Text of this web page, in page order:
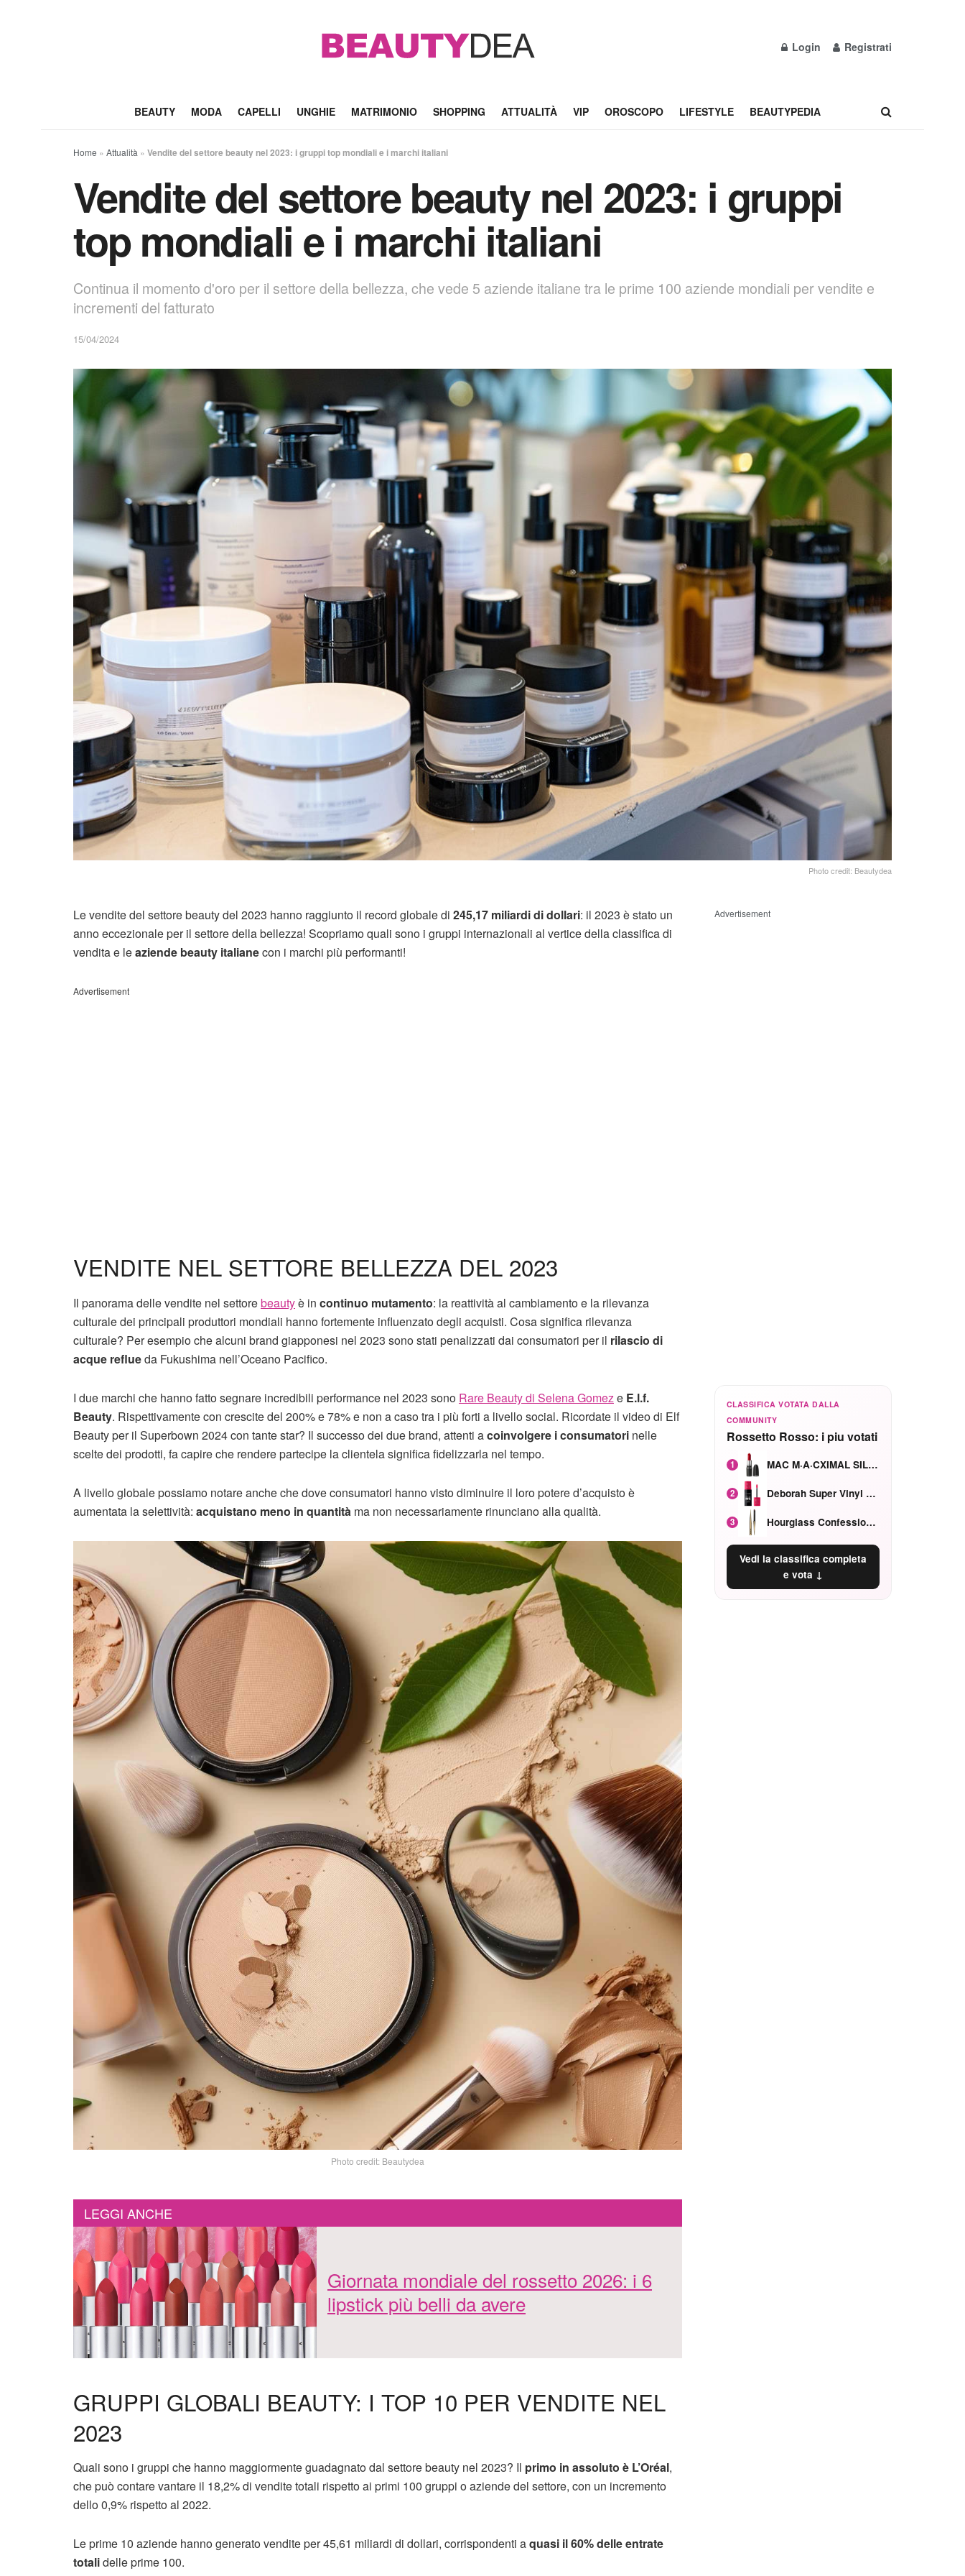
Login Registrati
BEAUTY MODA CAPELLI UNGHIE MATRIMONIO SHOPPING ATTUALITÀ VIP OROSCOPO LIFESTYLE BEAUTYPEDIA
Home » Attualità » Vendite del settore beauty nel 2023: i gruppi top mondiali e i marchi italiani
Vendite del settore beauty nel 2023: i gruppi
top mondiali e i marchi italiani
Continua il momento d'oro per il settore della bellezza, che vede 5 aziende italiane tra le prime 100 aziende mondiali per vendite e
incrementi del fatturato
15/04/2024
Photo credit: Beautydea
Le vendite del settore beauty del 2023 hanno raggiunto il record globale di 245,17 miliardi di dollari: il 2023 è stato un
anno eccezionale per il settore della bellezza! Scopriamo quali sono i gruppi internazionali al vertice della classifica di
vendita e leaziende beauty italianecon i marchi più performanti!
Advertisement
VENDITE NEL SETTORE BELLEZZA DEL 2023
Il panorama delle vendite nel settorebeautyè in continuo mutamento: la reattività al cambiamento e la rilevanza
culturale dei principali produttori mondiali hanno fortemente influenzato degli acquisti. Cosa significa rilevanza
culturale? Per esempio che alcuni brand giapponesi nel 2023 sono stati penalizzati dai consumatori per il rilascio di
acque reflueda Fukushima nell’Oceano Pacifico.
I due marchi che hanno fatto segnare incredibili performance nel 2023 sono Rare Beauty di Selena Gomeze E.l.f.
Beauty. Rispettivamente con crescite del 200% e 78% e non a caso tra i più forti a livello social. Ricordate il video di Elf
Beauty per il Superbown 2024 con tante star? Il successo dei due brand, attenti acoinvolgere i consumatori nelle
scelte dei prodotti, fa capire che rendere partecipe la clientela significa fidelizzarla nel tempo.
A livello globale possiamo notare anche che dove consumatori hanno visto diminuire il loro potere d’acquisto è
aumentata la selettività: acquistano meno in quantità ma non necessariamente rinunciano alla qualità.
Photo credit: Beautydea
LEGGI ANCHE
Giornata mondiale del rossetto 2026: i 6
lipstick più belli da avere
GRUPPI GLOBALI BEAUTY: I TOP 10 PER VENDITE NEL
2023
Quali sono i gruppi che hanno maggiormente guadagnato dal settore beauty nel 2023? Il primo in assoluto è L’Oréal,
che può contare vantare il 18,2% di vendite totali rispetto ai primi 100 gruppi o aziende del settore, con un incremento
dello 0,9% rispetto al 2022.
Le prime 10 aziende hanno generato vendite per 45,61 miliardi di dollari, corrispondenti aquasi il 60% delle entrate
totalidelle prime 100.
Advertisement
CLASSIFICA VOTATA DALLA
COMMUNITY
Rossetto Rosso: i piu votati
1 MAC M·A·CXIMAL SILKY MATTE Red Rock mat
2 Deborah Super Vinyl Shake Rosa Ciliegia
3 Hourglass Confession Ricaricabile Ultra Preciso Ad Alta Intensità Secretly Classic Red
Vedi la classifica completa
e vota ↓